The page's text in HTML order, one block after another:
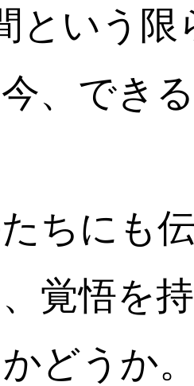
という限
今、でき
ちにも
覚悟を
どうか